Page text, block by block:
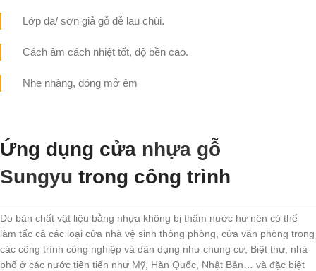
Lớp da/ sơn giả gỗ dễ lau chùi.
Cách âm cách nhiệt tốt, độ bền cao.
Nhẹ nhàng, đóng mở êm
Ứng dụng cửa nhựa gỗ
Sungyu trong công trình
Do bản chất vật liệu bằng nhựa không bị thấm nước hư nên có thể
làm tấc cả các loại cửa nhà vệ sinh thông phòng, cửa văn phòng trong
các công trình công nghiệp và dân dụng như chung cư, Biệt thự, nhà
phố ở các nước tiên tiến như Mỹ, Hàn Quốc, Nhật Bản… và đặc biệt